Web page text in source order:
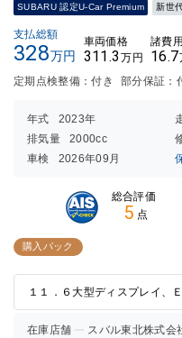
SUBARU 認定U-Car Premium 新世
支払総額
328万円
車両価格
311.3 万円
諸費用
16.7
定期点検整備：付き 部分保証：
年式 2023年
排気量
2000cc
車検
2026年09月
総合評価
5 点
購入パック
１１．６大型ディスプレイ、
在庫店舗 スバル東北株式